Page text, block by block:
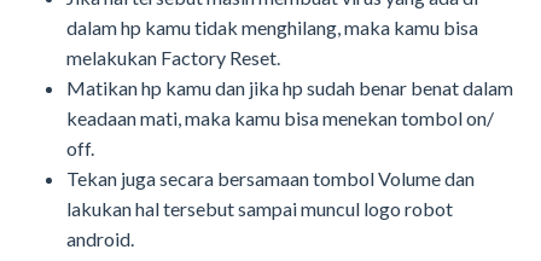
dalam hp kamu tidak menghilang, maka kamu bisa
melakukan Factory Reset.
Matikan hp kamu dan jika hp sudah benar benat dalam
keadaan mati, maka kamu bisa menekan tombol on/
off.
Tekan juga secara bersamaan tombol Volume dan
lakukan hal tersebut sampai muncul logo robot
android.